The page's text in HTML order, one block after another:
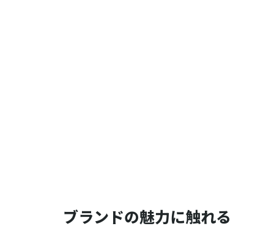
女子会 ティータイム ランキング お取り寄せ 通販 サプ
ブランドの魅力に触れる